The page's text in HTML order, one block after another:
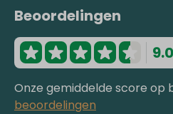
Beoordelingen
9.0
Onze gemiddelde score op
beoordelingen